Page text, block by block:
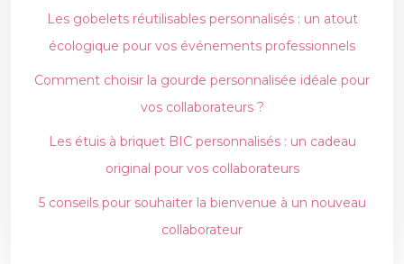
Les gobelets réutilisables personnalisés : un atout
écologique pour vos événements professionnels
Comment choisir la gourde personnalisée idéale pour
vos collaborateurs ?
Les étuis à briquet BIC personnalisés : un cadeau
original pour vos collaborateurs
5 conseils pour souhaiter la bienvenue à un nouveau
collaborateur